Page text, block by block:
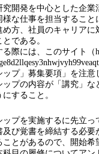
開発を中心とした企業
様な仕事を担当すること
方、社員のキャリアに
である。
際には、このサイト（
プ」募集要項」を注意
ップの内容が「講究」な
すること。
プを実施するに先立っ
及び覚書を締結する必要
とがあるので、開始希